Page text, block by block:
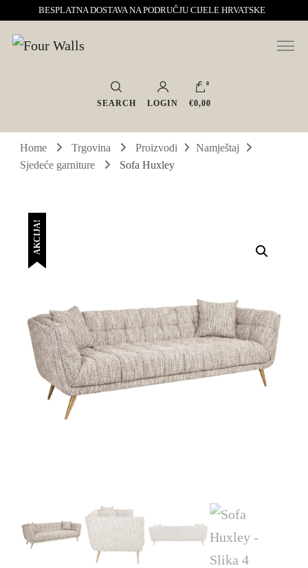
BESPLATNA DOSTAVA NA PODRUČJU CIJELE HRVATSKE
Four Walls
Sve za interijer po Vašoj mjeri. Salon namještaja, dekoracije i rasvjete.
Interijeri s karakterom
SEARCH LOGIN
0
€0,00
Home Trgovina Proizvodi
Namještaj
Sjedeće garniture
Sofa Huxley
AKCIJA!